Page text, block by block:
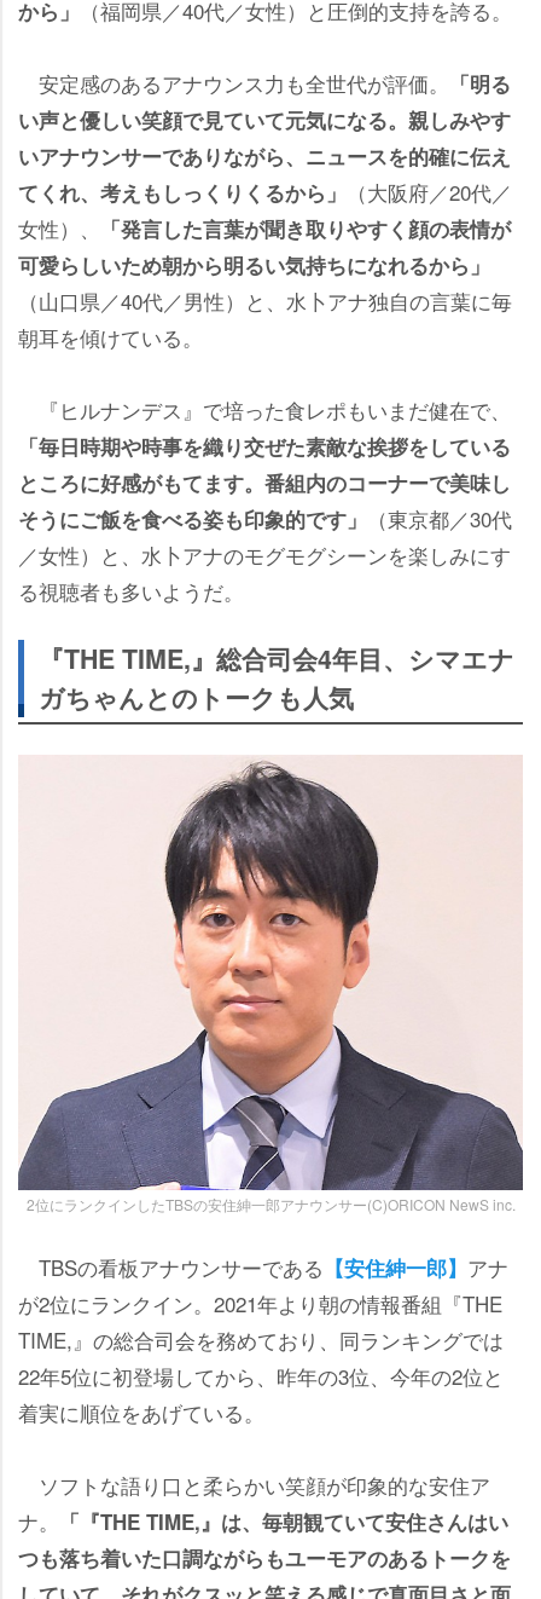
から」
（福岡県／40代／女性）と圧倒的支持を誇る。
安定感のあるアナウンス力も全世代が評価。
「明る
い声と優しい笑顔で見ていて元気になる。親しみやす
いアナウンサーでありながら、ニュースを的確に伝え
てくれ、考えもしっくりくるから」
（大阪府／20代／
女性）、
「発言した言葉が聞き取りやすく顔の表情が
可愛らしいため朝から明るい気持ちになれるから」
（山口県／40代／男性）と、水卜アナ独自の言葉に毎
朝耳を傾けている。
『ヒルナンデス』で培った食レポもいまだ健在で、
「毎日時期や時事を織り交ぜた素敵な挨拶をしている
ところに好感がもてます。番組内のコーナーで美味し
そうにご飯を食べる姿も印象的です」
（東京都／30代
／女性）と、水卜アナのモグモグシーンを楽しみにす
る視聴者も多いようだ。
『THE TIME,』総合司会4年目、シマエナ
ガちゃんとのトークも人気
2位にランクインしたTBSの安住紳一郎アナウンサー(C)ORICON NewS inc.
TBSの看板アナウンサーである 【安住紳一郎】 アナ
が2位にランクイン。2021年より朝の情報番組『THE
TIME,』の総合司会を務めており、同ランキングでは
22年5位に初登場してから、昨年の3位、今年の2位と
着実に順位をあげている。
ソフトな語り口と柔らかい笑顔が印象的な安住ア
ナ。
「『THE TIME,』は、毎朝観ていて安住さんはい
つも落ち着いた口調ながらもユーモアのあるトークを